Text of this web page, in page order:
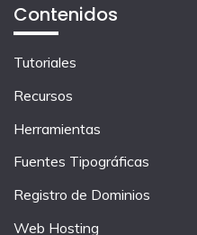
Contenidos
Tutoriales
Recursos
Herramientas
Fuentes Tipográficas
Registro de Dominios
Web Hosting